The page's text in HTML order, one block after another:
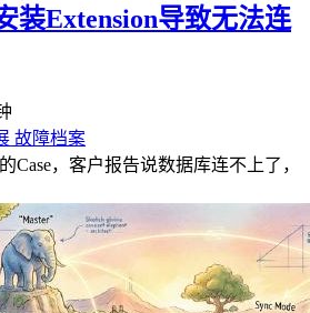
装Extension导致无法连
故障档案
Case，客户报告说数据库连不上了，